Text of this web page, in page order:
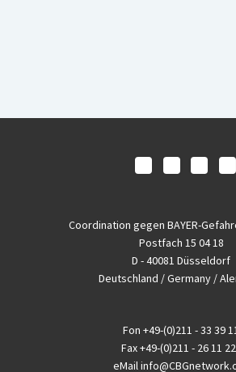
Coordination gegen BAYER-
Postfach 15 04 18
D - 40081 Düsseldorf
Deutschland / Germany /
Fon +49-(0)211 - 33 39
Fax+49-(0)211 - 26 11
eMail